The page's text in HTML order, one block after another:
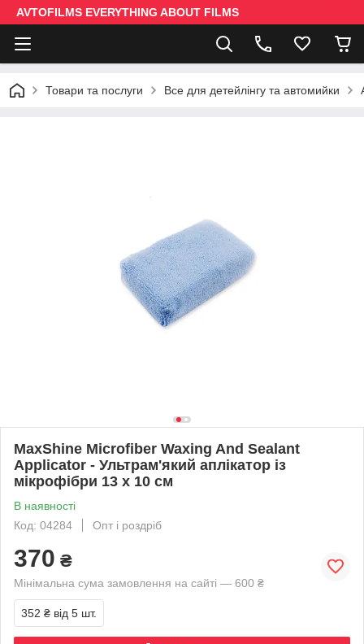
AVTOFILMS EVERYTHING ABOUT FILMS
Товари та послуги Все для детейлінгу та автомийки
MaxShine Microfiber Waxing And Sealant
Applicator - Ультрам'який аплікатор із
мікрофібри 13 x 10 см
В наявності
Код: 04284
Опт і роздріб
370 ₴
Мінімальна сума замовлення на сайті — 600 ₴
352 ₴ від 5 шт.